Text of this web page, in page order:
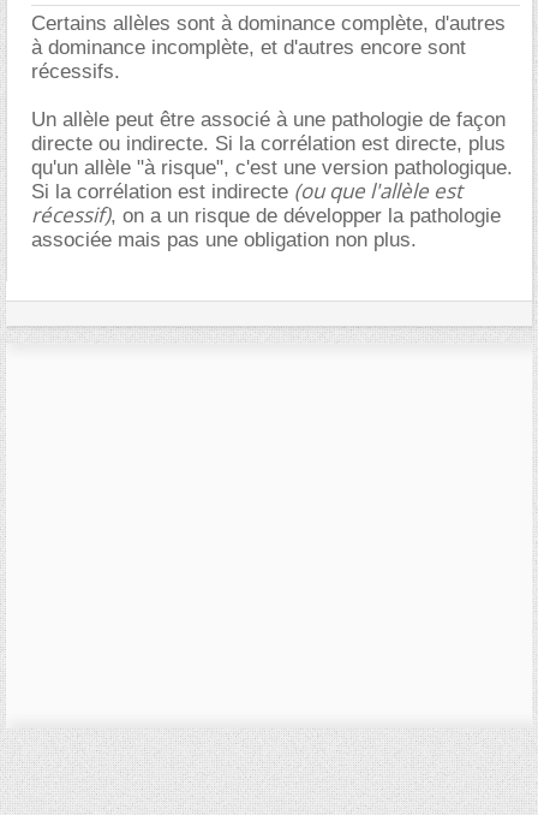
Certains allèles sont à dominance complète, d'autres
à dominance incomplète, et d'autres encore sont
récessifs.
Un allèle peut être associé à une pathologie de façon
directe ou indirecte. Si la corrélation est directe, plus
qu'un allèle "à risque", c'est une version pathologique.
Si la corrélation est indirecte (ou que l'allèle est
récessif), on a un risque de développer la pathologie
associée mais pas une obligation non plus.